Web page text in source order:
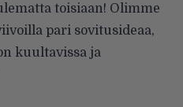
toisiaan! Olimme
pari sovitusideaa,
kuultavissa ja